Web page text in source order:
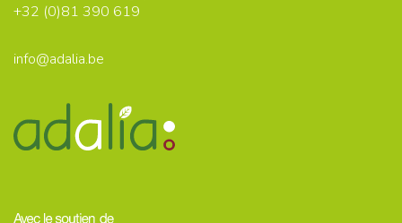
+32 (0)81 390 619
info@adalia.be